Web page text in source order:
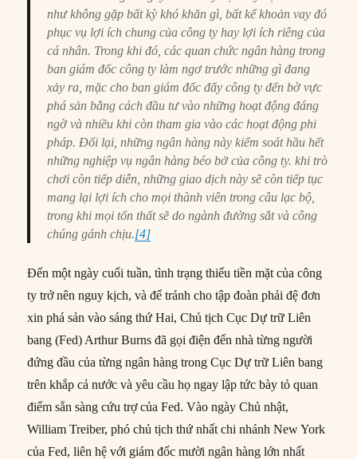
như không gặp bất kỳ khó khăn gì, bất kể khoản vay đó
phục vụ lợi ích chung của công ty hay lợi ích riêng của
cá nhân. Trong khi đó, các quan chức ngân hàng trong
ban giám đốc công ty làm ngơ trước những gì đang
xảy ra, mặc cho ban giám đốc đẩy công ty đến bờ vực
phá sản bằng cách đầu tư vào những hoạt động đáng
ngờ và nhiều khi còn tham gia vào các hoạt động phi
pháp. Đổi lại, những ngân hàng này kiểm soát hầu hết
những nghiệp vụ ngân hàng béo bở của công ty. khi trò
chơi còn tiếp diễn, những giao dịch này sẽ còn tiếp tục
mang lại lợi ích cho mọi thành viên trong câu lạc bộ,
trong khi mọi tổn thất sẽ do ngành đường sắt và công
chúng gánh chịu.[4]
Đến một ngày cuối tuần, tình trạng thiếu tiền mặt của công
ty trở nên nguy kịch, và để tránh cho tập đoàn phải đệ đơn
xin phá sản vào sáng thứ Hai, Chủ tịch Cục Dự trữ Liên
bang (Fed) Arthur Burns đã gọi điện đến nhà từng người
đứng đầu của từng ngân hàng trong Cục Dự trữ Liên bang
trên khắp cả nước và yêu cầu họ ngay lập tức bày tỏ quan
điểm sẵn sàng cứu trợ của Fed. Vào ngày Chủ nhật,
William Treiber, phó chủ tịch thứ nhất chi nhánh New York
của Fed, liên hệ với giám đốc mười ngân hàng lớn nhất